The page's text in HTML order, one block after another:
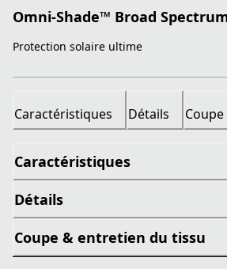
Omni-Shade™ Broad
Protection solaire ultime
Caractéristiques Détails
Caractéristiques
Détails
Coupe & entretien du tissu